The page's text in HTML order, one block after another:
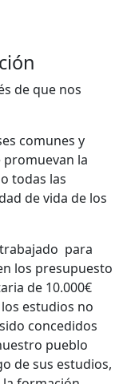
de que nos
comunes y
la
todas las
de vida de los
para
los presupuesto
de 10.000€
estudios no
concedidos
pueblo
de sus estudios,